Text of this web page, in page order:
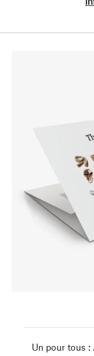
Un pour tous :